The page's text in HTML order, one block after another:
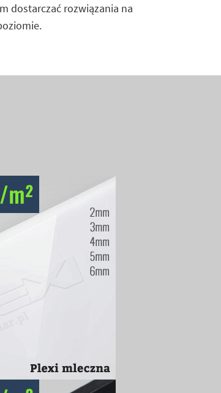
dostarczać rozwiązania na